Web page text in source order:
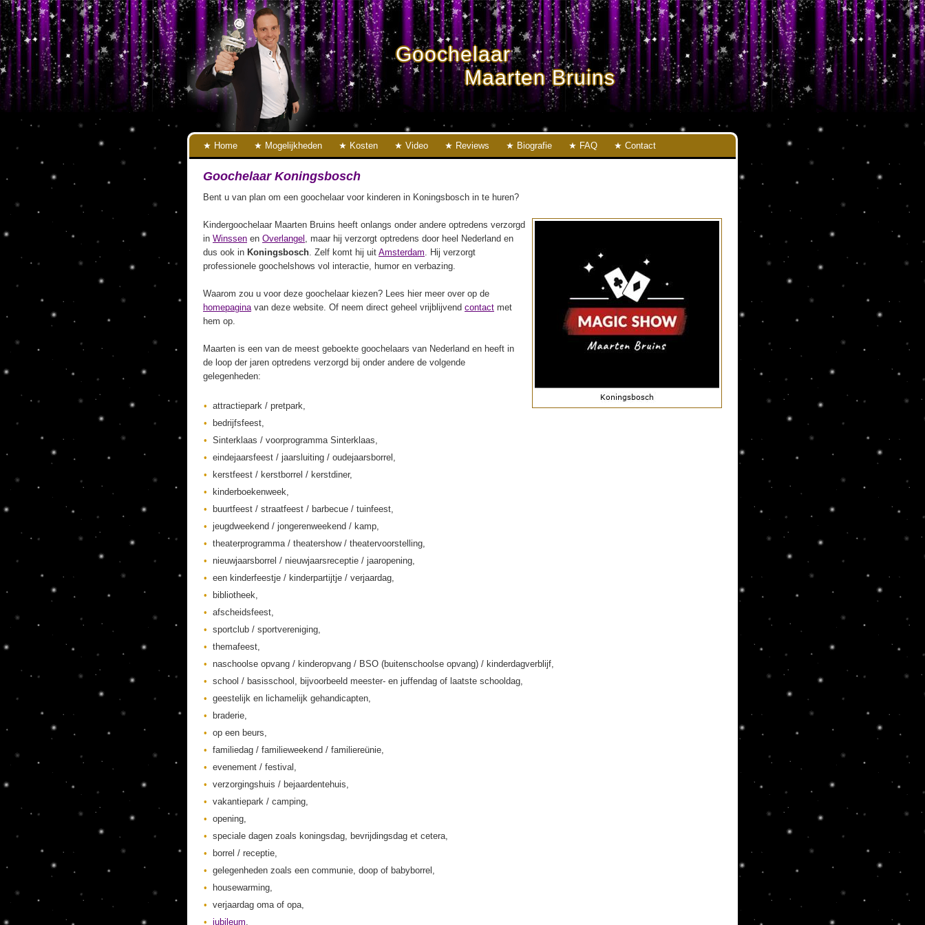
Goochelaar
Maarten Bruins
Home Mogelijkheden Kosten Video Reviews Biografie FAQ Contact
Goochelaar Koningsbosch
Bent u van plan om een goochelaar voor kinderen in Koningsbosch in te huren?
Kindergoochelaar Maarten Bruins heeft onlangs onder andere optredens verzorgd
in Winssen en Overlangel , maar hij verzorgt optredens door heel Nederland en
dus ook in Koningsbosch. Zelf komt hij uit Amsterdam. Hij verzorgt
professionele goochelshows vol interactie, humor en verbazing.
Waarom zou u voor deze goochelaar kiezen? Lees hier meer over op de
homepaginavan deze website. Of neem direct geheel vrijblijvend contact met
hem op.
Maarten is een van de meest geboekte goochelaars van Nederland en heeft in
de loop der jaren optredens verzorgd bij onder andere de volgende
gelegenheden:
attractiepark / pretpark,
bedrijfsfeest,
Sinterklaas / voorprogramma Sinterklaas,
eindejaarsfeest / jaarsluiting / oudejaarsborrel,
kerstfeest / kerstborrel / kerstdiner,
kinderboekenweek,
buurtfeest / straatfeest / barbecue / tuinfeest,
jeugdweekend / jongerenweekend / kamp,
theaterprogramma / theatershow / theatervoorstelling,
nieuwjaarsborrel / nieuwjaarsreceptie / jaaropening,
een kinderfeestje / kinderpartijtje / verjaardag,
bibliotheek,
afscheidsfeest,
sportclub / sportvereniging,
themafeest,
naschoolse opvang / kinderopvang / BSO (buitenschoolse opvang) / kinderdagverblijf,
school / basisschool, bijvoorbeeld meester- en juffendag of laatste schooldag,
geestelijk en lichamelijk gehandicapten,
braderie,
op een beurs,
familiedag / familieweekend / familiereünie,
evenement / festival,
verzorgingshuis / bejaardentehuis,
vakantiepark / camping,
opening,
speciale dagen zoals koningsdag, bevrijdingsdag et cetera,
borrel / receptie,
gelegenheden zoals een communie, doop of babyborrel,
housewarming,
verjaardag oma of opa,
jubileum,